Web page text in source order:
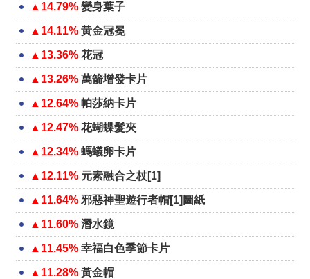
▲14.79% 變身葉子
▲14.11% 黃金冠冕
▲13.36% 花冠
▲13.26% 萬箭增發卡片
▲12.64% 帕莎納卡片
▲12.47% 花蝴蝶髮夾
▲12.34% 螞蟻卵卡片
▲12.11% 元素融合之杖[1]
▲11.64% 邪惡神聖遊行者帽[1]圖紙
▲11.60% 潛水鏡
▲11.45% 幸福白色季節卡片
▲11.28% 黃金帽